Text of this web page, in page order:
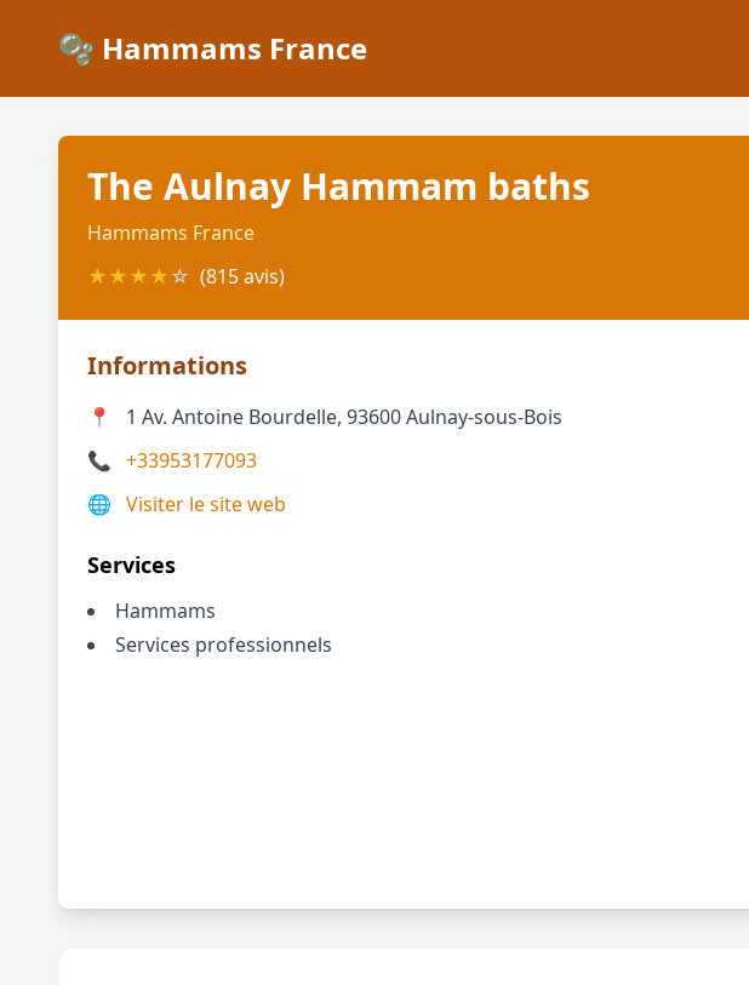
🫧 Hammams France
The Aulnay Hammam baths
Hammams France
★★★★☆ (815 avis)
Informations
📍
1 Av. Antoine Bourdelle, 93600 Aulnay-sous-Bois
📞 +33953177093
🌐 Visiter le site web
Services
Hammams
Services professionnels